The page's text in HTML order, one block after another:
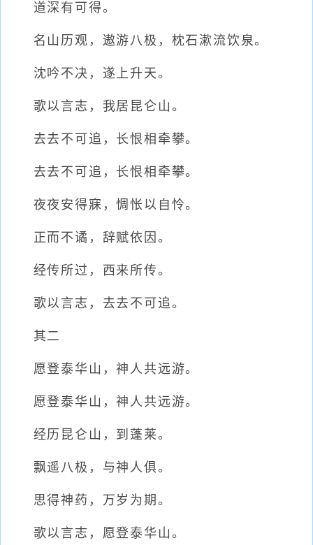
道深有可得。
名山历观，遨游八极，枕石漱流饮泉。
沈吟不决，遂上升天。
歌以言志，我居昆仑山。
去去不可追，长恨相牵攀。
去去不可追，长恨相牵攀。
夜夜安得寐，惆怅以自怜。
正而不谲，辞赋依因。
经传所过，西来所传。
歌以言志，去去不可追。
其二
愿登泰华山，神人共远游。
愿登泰华山，神人共远游。
经历昆仑山，到蓬莱。
飘遥八极，与神人俱。
思得神药，万岁为期。
歌以言志，愿登泰华山。